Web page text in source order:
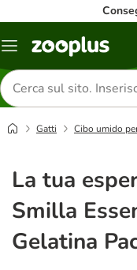
Overview
Cerca
prodotti
Gatti Cibo umido
La tua
Smilla
Gelatina